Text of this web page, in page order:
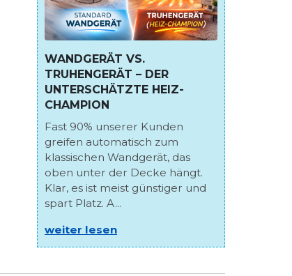
WANDGERÄT VS.
TRUHENGERÄT – DER
UNTERSCHÄTZTE HEIZ-
CHAMPION
Fast 90% unserer Kunden
greifen automatisch zum
klassischen Wandgerät, das
oben unter der Decke hängt.
Klar, es ist meist günstiger und
spart Platz. A...
weiter lesen